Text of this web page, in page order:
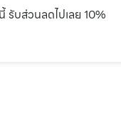
รับส่วนลดไปเลย 10%